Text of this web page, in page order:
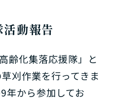
動報告
齢化集落応援隊」と
刈作業を行ってきま
年から参加してお